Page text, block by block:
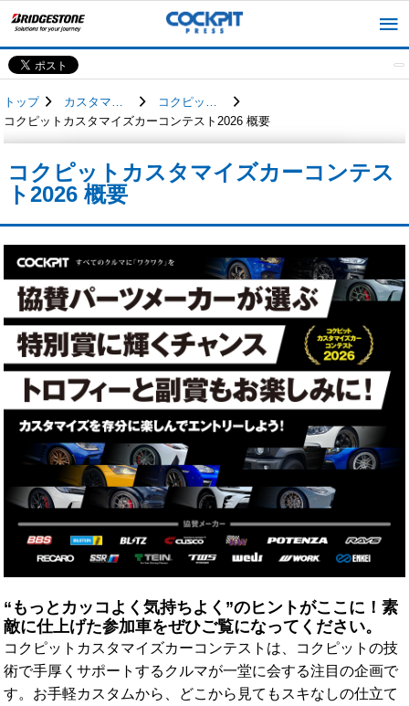
トップ カスタマイズカー
コクピットカスタマイズカーコンテスト
コクピットカスタマイズカーコンテスト2026 概要
コクピットカスタマイズカーコンテス
ト2026 概要
“もっとカッコよく気持ちよく”のヒントがここに！素
敵に仕上げた参加車をぜひご覧になってください。
コクピットカスタマイズカーコンテストは、コクピットの技
術で手厚くサポートするクルマが一堂に会する注目の企画で
す。 お手軽カスタムから、どこから見てもスキなしの仕立て